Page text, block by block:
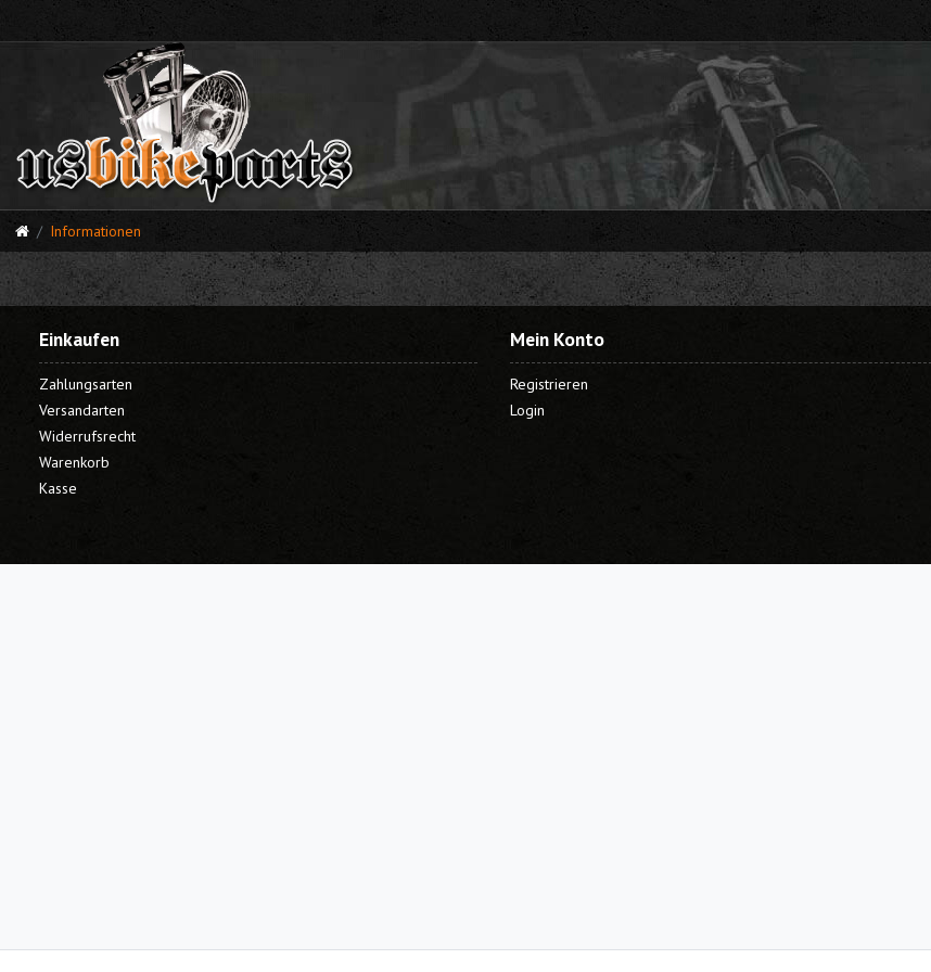
Informationen
Einkaufen
Zahlungsarten
Versandarten
Widerrufsrecht
Warenkorb
Kasse
Mein Konto
Registrieren
Login